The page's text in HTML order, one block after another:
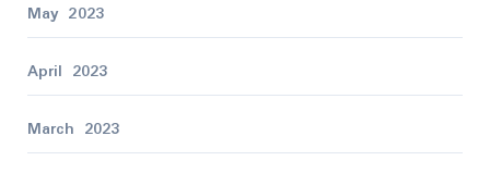
May 2023
April 2023
March 2023